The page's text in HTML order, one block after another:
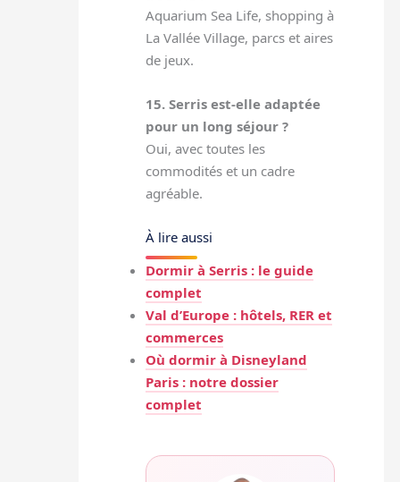
Aquarium Sea Life, shopping à
La Vallée Village, parcs et aires
de jeux.
15. Serris est-elle adaptée
pour un long séjour ?
Oui, avec toutes les
commodités et un cadre
agréable.
À lire aussi
Dormir à Serris : le guide
complet
Val d’Europe : hôtels, RER et
commerces
Où dormir à Disneyland
Paris : notre dossier
complet